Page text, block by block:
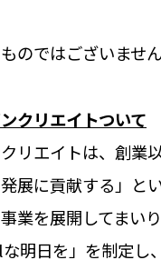
のではございません
クリエイトついて
リエイトは、創業
展に貢献する」と
業を展開してまいり
明日を」を制定し